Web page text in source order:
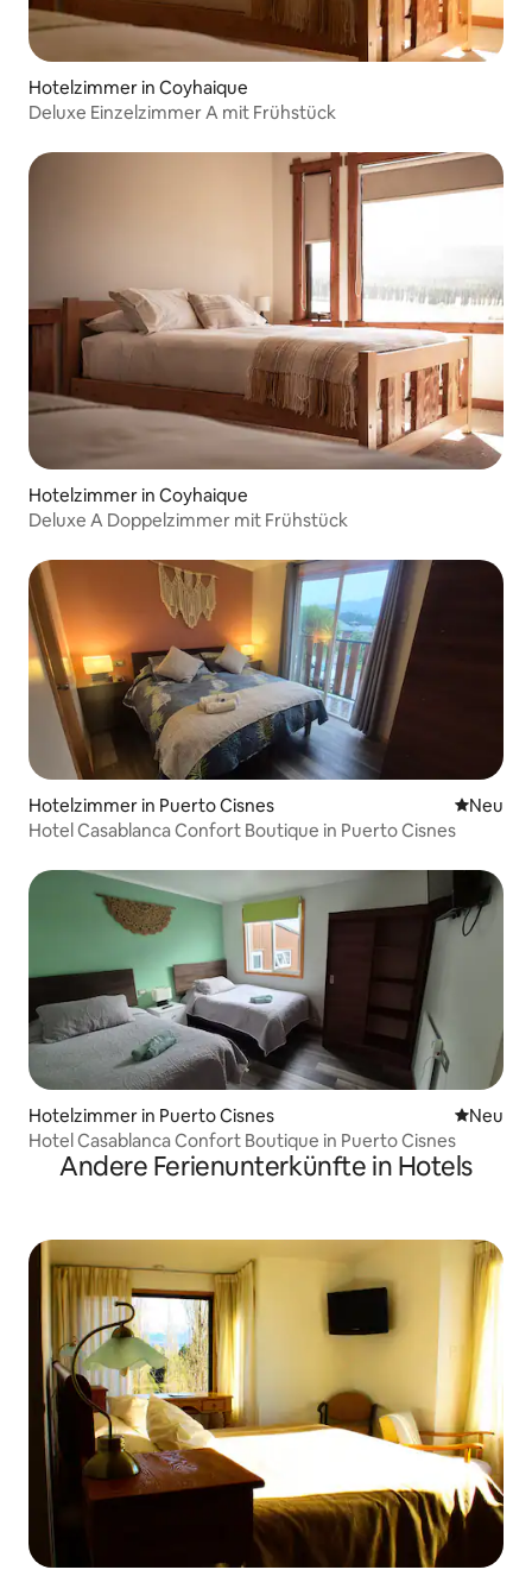
Hotelzimmer in Coyhaique
Deluxe Einzelzimmer A mit Frühstück
Hotelzimmer in Coyhaique
Deluxe A Doppelzimmer mit Frühstück
Hotelzimmer in Puerto Cisnes Neue
Neu
Hotel Casablanca Confort Boutique in Puerto Cisnes
Hotelzimmer in Puerto Cisnes Neue
Neu
Hotel Casablanca Confort Boutique in Puerto Cisnes
Andere Ferienunterkünfte in Hotels